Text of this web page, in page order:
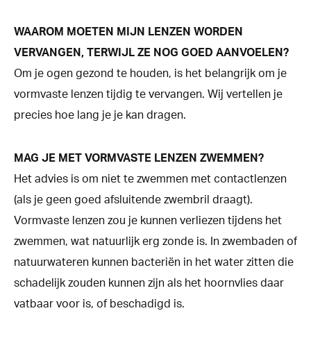
WAAROM MOETEN MIJN LENZEN WORDEN
VERVANGEN, TERWIJL ZE NOG GOED AANVOELEN?
Om je ogen gezond te houden, is het belangrijk om je
vormvaste lenzen tijdig te vervangen. Wij vertellen je
precies hoe lang je je kan dragen.
MAG JE MET VORMVASTE LENZEN ZWEMMEN?
Het advies is om niet te zwemmen met contactlenzen
(als je geen goed afsluitende zwembril draagt).
Vormvaste lenzen zou je kunnen verliezen tijdens het
zwemmen, wat natuurlijk erg zonde is. In zwembaden of
natuurwateren kunnen bacteriën in het water zitten die
schadelijk zouden kunnen zijn als het hoornvlies daar
vatbaar voor is, of beschadigd is.